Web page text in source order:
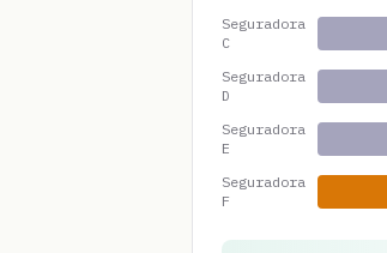
Seguradora
C
Seguradora
D
Seguradora
E
Seguradora
F